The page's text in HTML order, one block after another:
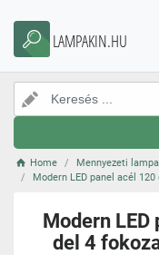
LAMPAKIN.HU
Home
Mennyezeti
Modern LED panel acél
Modern LED
del 4